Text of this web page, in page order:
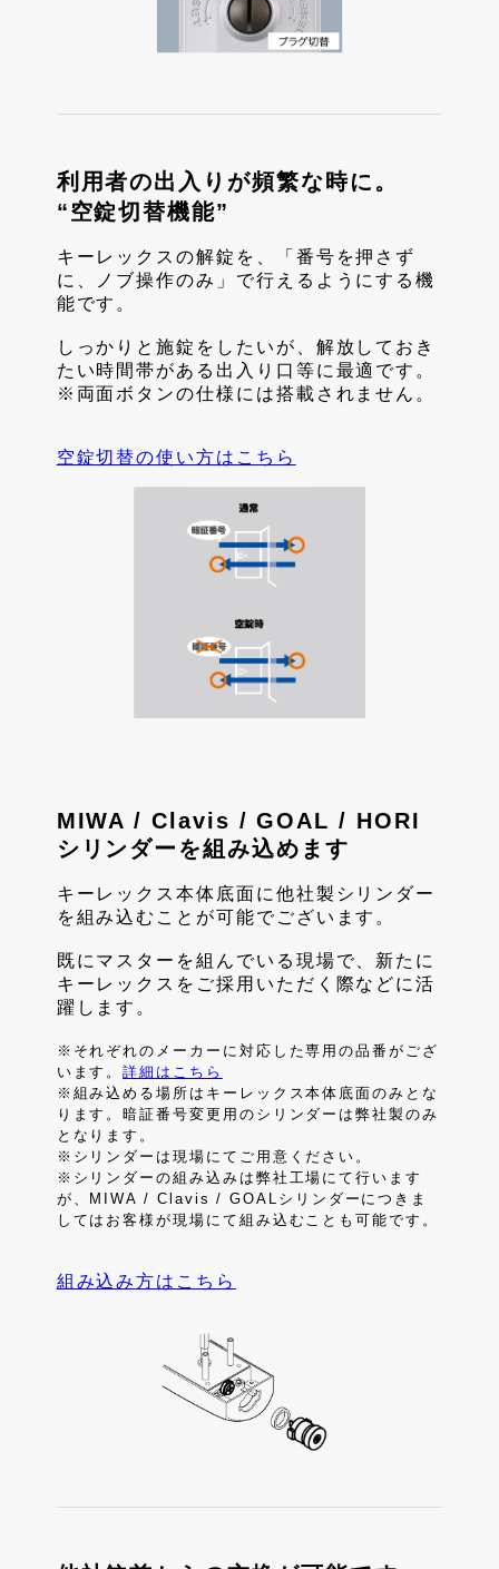
利用者の出入りが頻繁な時に。
“空錠切替機能”
キーレックスの解錠を、「番号を押さず
に、ノブ操作のみ」で行えるようにする機
能です。
しっかりと施錠をしたいが、解放しておき
たい時間帯がある出入り口等に最適です。
※両面ボタンの仕様には搭載されません。
空錠切替の使い方はこちら
MIWA / Clavis / GOAL / HORI
シリンダーを組み込めます
キーレックス本体底面に他社製シリンダー
を組み込むことが可能でございます。
既にマスターを組んでいる現場で、新たに
キーレックスをご採用いただく際などに活
躍します。
※それぞれのメーカーに対応した専用の品番がござ
います。詳細はこちら
※組み込める場所はキーレックス本体底面のみとな
ります。暗証番号変更用のシリンダーは弊社製のみ
となります。
※シリンダーは現場にてご用意ください。
※シリンダーの組み込みは弊社工場にて行います
が、MIWA / Clavis / GOALシリンダーにつきま
してはお客様が現場にて組み込むことも可能です。
組み込み方はこちら